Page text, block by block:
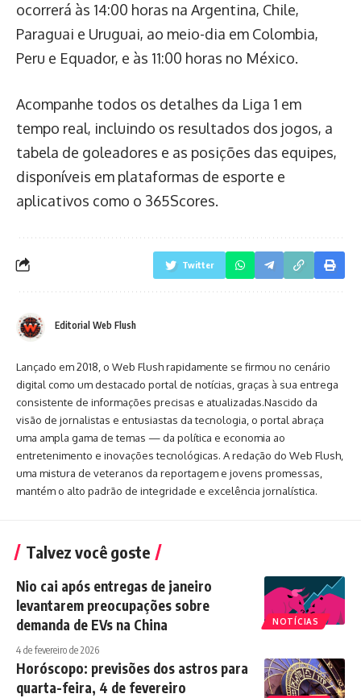
ocorrerá às 14:00 horas na Argentina, Chile,
Paraguai e Uruguai, ao meio-dia em Colombia,
Peru e Equador, e às 11:00 horas no México.
Acompanhe todos os detalhes da Liga 1 em
tempo real, incluindo os resultados dos jogos, a
tabela de goleadores e as posições das equipes,
disponíveis em plataformas de esporte e
aplicativos como o 365Scores.
Twitter
Editorial Web Flush
Lançado em 2018, o Web Flush rapidamente se firmou no cenário
digital como um destacado portal de notícias, graças à sua entrega
consistente de informações precisas e atualizadas.Nascido da
visão de jornalistas e entusiastas da tecnologia, o portal abraça
uma ampla gama de temas — da política e economia ao
entretenimento e inovações tecnológicas. A redação do Web Flush,
uma mistura de veteranos da reportagem e jovens promessas,
mantém o alto padrão de integridade e excelência jornalística.
Talvez você goste
NOTÍCIAS
Nio cai após entregas de janeiro
levantarem preocupações sobre
demanda de EVs na China
4 de fevereiro de 2026
Horóscopo: previsões dos astros para
quarta-feira, 4 de fevereiro